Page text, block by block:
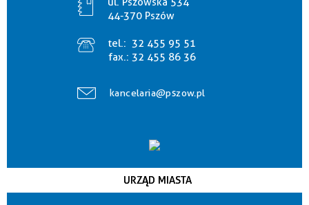
44-370 Pszów
tel.: 32 455 95 51
fax.: 32 455 86 36
kancelaria@pszow.pl
URZĄD MIASTA